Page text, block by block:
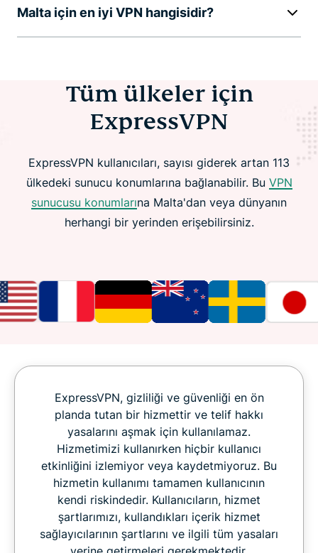
Malta için en iyi VPN hangisidir?
Tüm ülkeler için
ExpressVPN
ExpressVPN kullanıcıları, sayısı giderek artan 113
ülkedeki sunucu konumlarına bağlanabilir. Bu VPN
sunucusu konumlarına Malta'dan veya dünyanın
herhangi bir yerinden erişebilirsiniz.
ExpressVPN, gizliliği ve güvenliği en ön
planda tutan bir hizmettir ve telif hakkı
yasalarını aşmak için kullanılamaz.
Hizmetimizi kullanırken hiçbir kullanıcı
etkinliğini izlemiyor veya kaydetmiyoruz. Bu
hizmetin kullanımı tamamen kullanıcının
kendi riskindedir. Kullanıcıların, hizmet
şartlarımızı, kullandıkları içerik hizmet
sağlayıcılarının şartlarını ve ilgili tüm yasaları